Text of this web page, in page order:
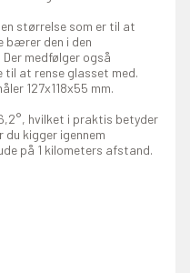
størrelse som er til at
bærer den i den
medfølger også
at rense glasset med.
127x118x55 mm.
hvilket i praktis betyder
du kigger igennem
på 1 kilometers afstand.